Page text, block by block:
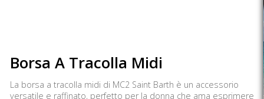
Borsa A Tracolla Midi
La borsa a tracolla midi di MC2 Saint Barth è un accessorio
versatile e raffinato, perfetto per la donna che ama esprimere